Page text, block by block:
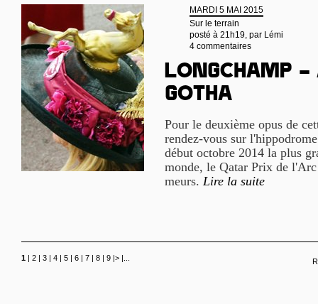
MARDI 5 MAI 2015
Sur le terrain
posté à 21h19, par Lémi
4 commentaires
Longchamp
gotha
Pour le deuxième opus de
rendez-vous sur
début octobre 2014 la plus
monde, le Qatar Prix de
meurs. Lire la suite
1 | 2 | 3 | 4 | 5 | 6 | 7 | 8 | 9 |> |